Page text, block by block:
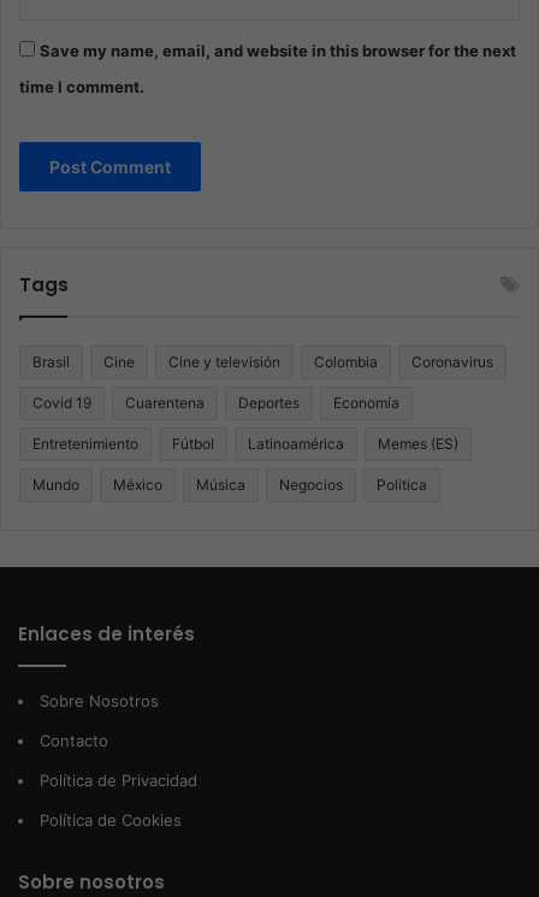
Save my name, email, and website in this browser for the next
time I comment.
Tags
Brasil Cine Cine y televisión Colombia Coronavirus
Covid 19 Cuarentena Deportes Economía
Entretenimiento Fútbol Latinoamérica Memes (ES)
Mundo México Música Negocios Politica
Enlaces de interés
Sobre Nosotros
Contacto
Política de Privacidad
Política de Cookies
Sobre nosotros